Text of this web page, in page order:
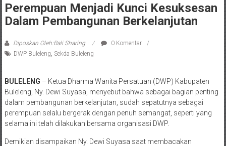
Perempuan Menjadi Kunci Kesuksesan
Dalam Pembangunan Berkelanjutan
Diposkan Oleh:Bali Sharing
0 Komentar
DWP Buleleng, Sekda Buleleng
BULELENG – Ketua Dharma Wanita Persatuan (DWP) Kabupaten
Buleleng, Ny. Dewi Suyasa, menyebut bahwa sebagai bagian penting
dalam pembangunan berkelanjutan, sudah sepatutnya sebagai
perempuan selalu bergerak dengan penuh semangat, seperti yang
selama ini telah dilakukan bersama organisasi DWP.
Demikian disampaikan Ny. Dewi Suyasa saat membacakan